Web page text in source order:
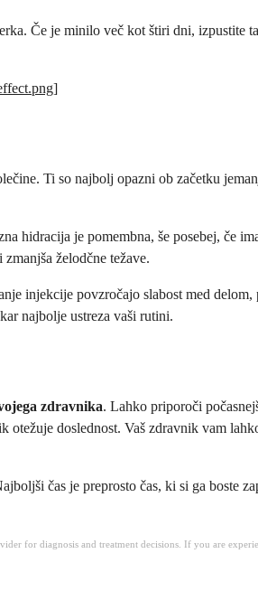
Če je minilo več kot štiri dni, izpustite
]
Ti so najbolj opazni ob začetku
hidracija je pomembna, še posebej, če
želodčne težave.
injekcije povzročajo slabost med
najbolje ustreza vaši rutini.
zdravnika. Lahko priporoči
doslednost. Vaš zdravnik vam
čas je preprosto čas, ki si ga boste
for diagnosis and treatment decisions. If you are